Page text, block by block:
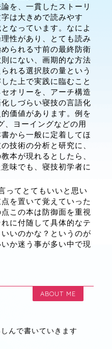
を、一貫したストーリ
は大きめで読みやす
なっています。なによ
性があり、とても読み
られる寸前の最終防衛
にない、画期的な方法
れる選択肢の量という
た上で実践に臨むこと
オリーを、アーチ構造
しづらい寝技の言語化
価値があります。例を
、ヨーイングなどの用
から一般に定着してほ
技術の分析と研究に、
本が現れるとしたら、
味でも、寝技初学者に
ってとてもいいと思い
を置いて覚えていった
この本は防御面を重視
に付随して具体的なテ
いのかな？というのが
か迷う事が多い中で現
ABOUT ME
んで書いていきます